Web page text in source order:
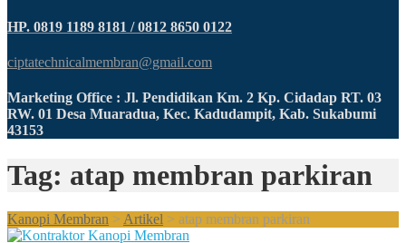
HP. 0819 1189 8181 / 0812 8650 0122
ciptatechnicalmembran@gmail.com
Marketing Office : Jl. Pendidikan Km. 2 Kp. Cidadap RT. 03
RW. 01 Desa Muaradua, Kec. Kadudampit, Kab. Sukabumi
43153
Tag: atap membran parkiran
Kanopi Membran > Artikel > atap membran parkiran